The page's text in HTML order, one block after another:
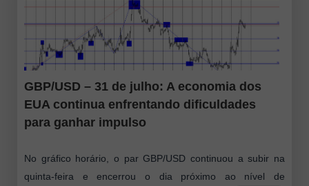
GBP/USD – 31 de julho: A economia dos
EUA continua enfrentando dificuldades
para ganhar impulso
No gráfico horário, o par GBP/USD continuou a subir na
quinta-feira e encerrou o dia próximo ao nível de